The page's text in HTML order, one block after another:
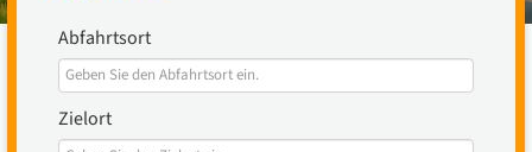
Abfahrtsort
Zielort